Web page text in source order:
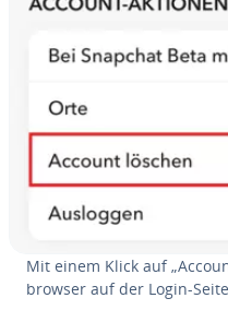
Mit einem Klick auf
brow­ser auf der Login-Seite.